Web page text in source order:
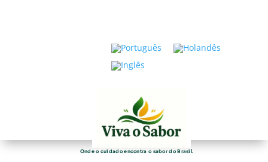
Onde o cuidado encontra o sabor do Brasil.